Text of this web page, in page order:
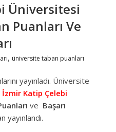
Üniversitesi
Puanları Ve
, üniversite taban puanları
yayınladı. Üniversite
İzmir Katip Çelebi
ve Başarı
yayınlandı.